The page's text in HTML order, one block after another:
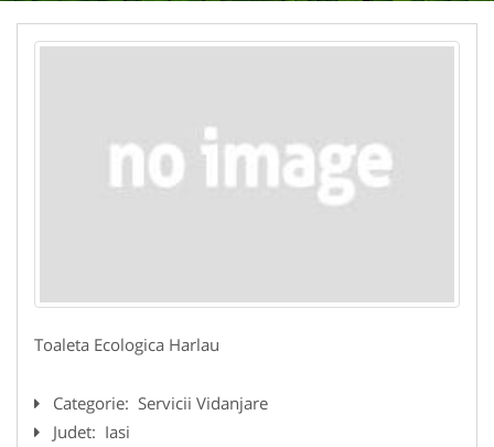
Toaleta Ecologica Harlau
Categorie: Servicii Vidanjare
Judet: Iasi